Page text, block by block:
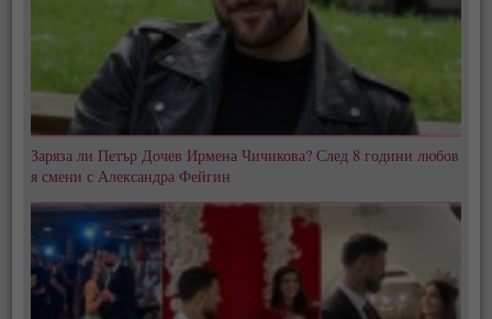
Заряза ли Петър Дочев Ирмена Чичикова? След 8 години любов
я смени с Александра Фейгин